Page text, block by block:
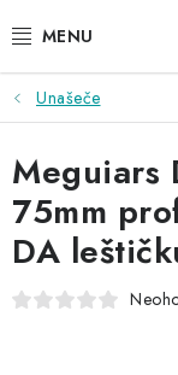
na
AKCE
NOVINKY
EXTERIÉR
INTERIÉR
Unašeče
Meguiars
75mm
DA